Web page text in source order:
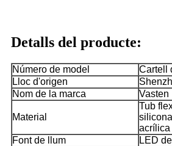
Detalls del producte:
Número de model
Cartell
Lloc d'origen
Nom de la marca
Vasten
Material
Tub
acrílica
Font de llum
LED